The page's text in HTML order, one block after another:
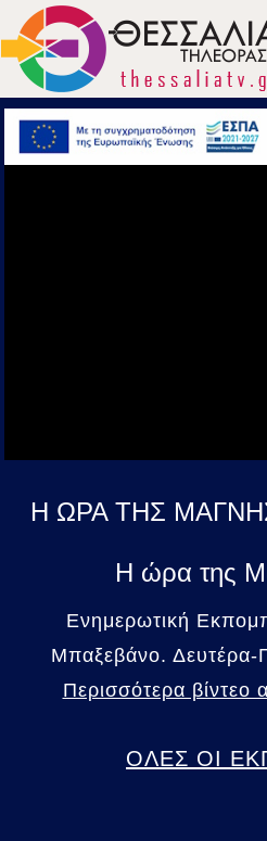
Η ΩΡΑ ΤΗΣ
Η ώρα της
Ενημερωτική
Μπαξεβάνο. Δευτέρα-
Περισσότερα
ΟΛΕΣ ΟΙ